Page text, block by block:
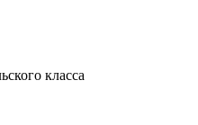
класса